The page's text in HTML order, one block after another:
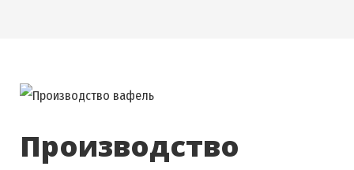
Производство